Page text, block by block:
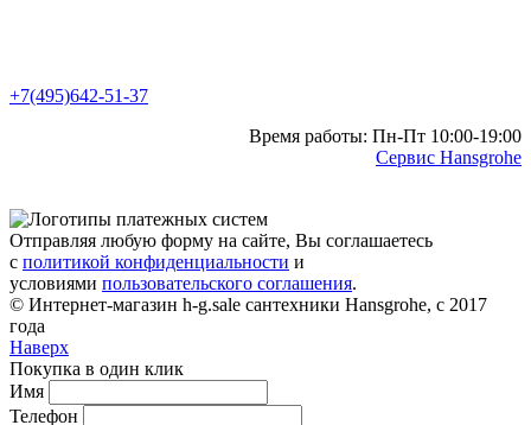
+7(495)642-51-37
Время работы: Пн-Пт 10:00-19:00
Сервис Hansgrohe
Отправляя любую форму на сайте, Вы соглашаетесь
с политикой конфиденциальности и
условиями пользовательского соглашения.
© Интернет-магазин h-g.sale сантехники Hansgrohe, с 2017
года
Наверх
Покупка в один клик
Имя
Телефон